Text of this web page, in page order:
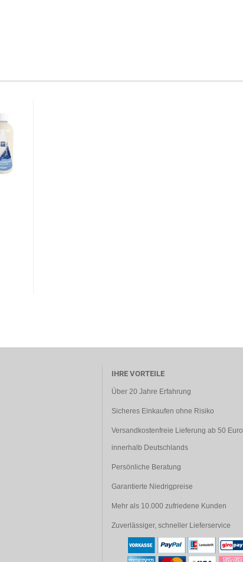
IHRE VORTEILE
Über 20 Jahre Erfahrung
Sicheres Einkaufen ohne Risiko
Versandkostenfreie Lieferung ab 50 Euro
innerhalb Deutschlands
Persönliche Beratung
Garantierte Niedrigpreise
Mehr als 10.000 zufriedene Kunden
Zuverlässiger, schneller Lieferservice